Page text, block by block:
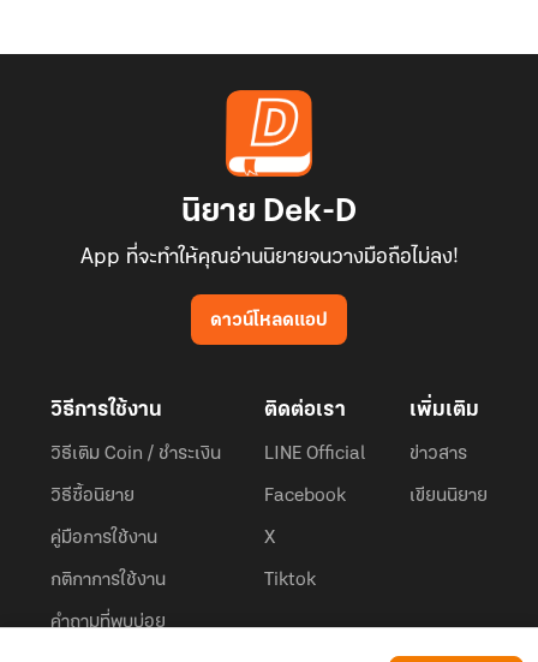
นิยาย Dek-D
App ที่จะทำให้คุณอ่านนิยายจนวางมือถือไม่ลง!
ดาวน์โหลดแอป
วิธีการใช้งาน
วิธีเติม Coin / ชำระเงิน
วิธีซื้อนิยาย
คู่มือการใช้งาน
กติกาการใช้งาน
คำถามที่พบบ่อย
ติดต่อเรา
LINE Official
Facebook
X
Tiktok
เพิ่มเติม
ข่าวสาร
เขียนนิยาย